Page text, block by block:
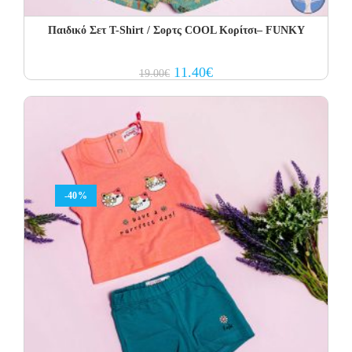
Παιδικό Σετ Τ-Shirt / Σορτς COOL Κορίτσι– FUNKY
19.00€ Original
price
11.40€Current
price
-40%